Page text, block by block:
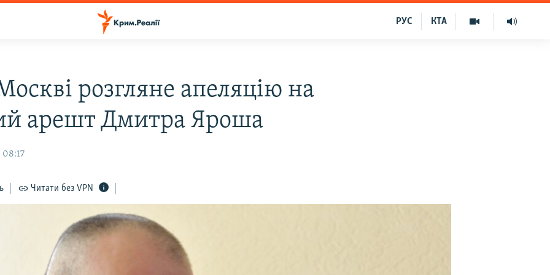
КТА
РУС
розгляне апеляцію на
арешт Дмитра Яроша
08:17
Читати без VPN